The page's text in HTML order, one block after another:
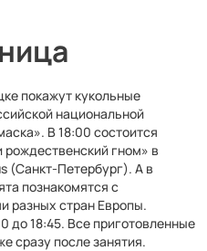
покажут кукольные
национальной
В 18:00 состоится
рождественский гном» в
(Санкт-Петербург). А в
познакомятся с
разных стран Европы.
до 18:45. Все приготовленные
сразу после занятия.